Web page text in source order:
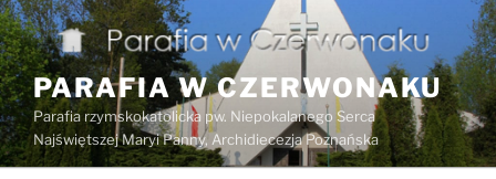
Przejdź
do
treści
PARAFIA W CZERWONAKU
Parafia rzymskokatolicka pw. Niepokalanego Serca
Najświętszej Maryi Panny, Archidiecezja Poznańska